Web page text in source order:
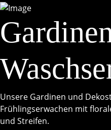
Unsere Gardinen und
Frühlingserwachen mit
und Streifen.